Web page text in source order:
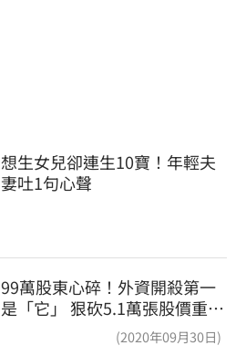
想生女兒卻連生10寶！年輕夫
妻吐1句心聲
99萬股東心碎！外資開殺第一
是「它」 狠砍5.1萬張股價重挫
(2020年09月30日)